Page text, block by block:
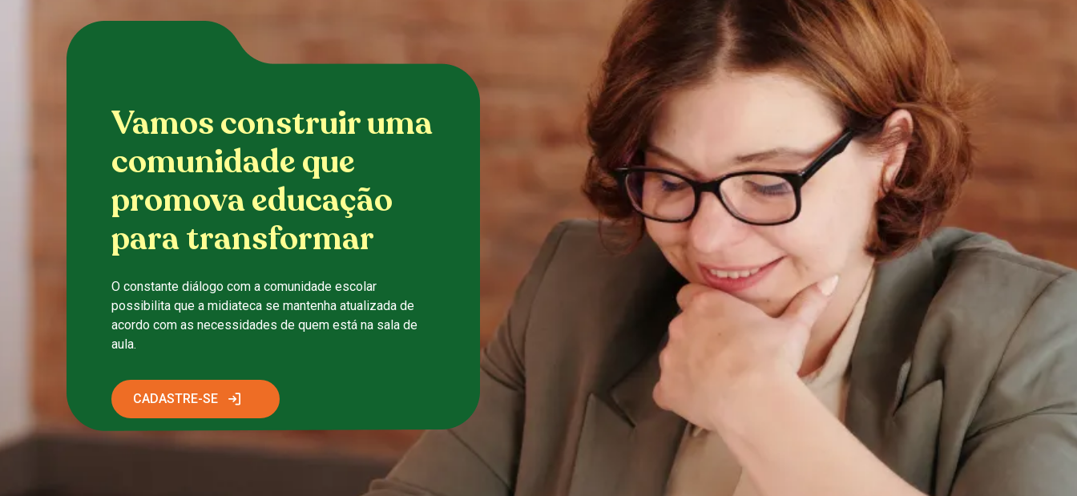
Vamos construir uma
comunidade que
promova educação
para transformar
O constante diálogo com a comunidade escolar
possibilita que a midiateca se mantenha atualizada de
acordo com as necessidades de quem está na sala de
aula.
CADASTRE-SE